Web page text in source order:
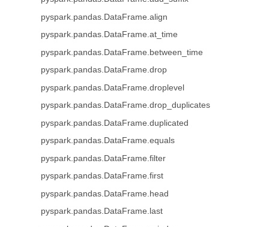
pyspark.pandas.DataFrame.align
pyspark.pandas.DataFrame.at_time
pyspark.pandas.DataFrame.between_time
pyspark.pandas.DataFrame.drop
pyspark.pandas.DataFrame.droplevel
pyspark.pandas.DataFrame.drop_duplicates
pyspark.pandas.DataFrame.duplicated
pyspark.pandas.DataFrame.equals
pyspark.pandas.DataFrame.filter
pyspark.pandas.DataFrame.first
pyspark.pandas.DataFrame.head
pyspark.pandas.DataFrame.last